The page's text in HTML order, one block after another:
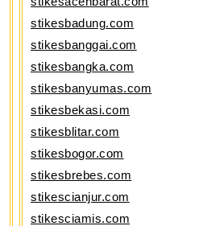
stikesbadung.com
stikesbanggai.com
stikesbangka.com
stikesbanyumas.com
stikesbekasi.com
stikesblitar.com
stikesbogor.com
stikesbrebes.com
stikescianjur.com
stikesciamis.com